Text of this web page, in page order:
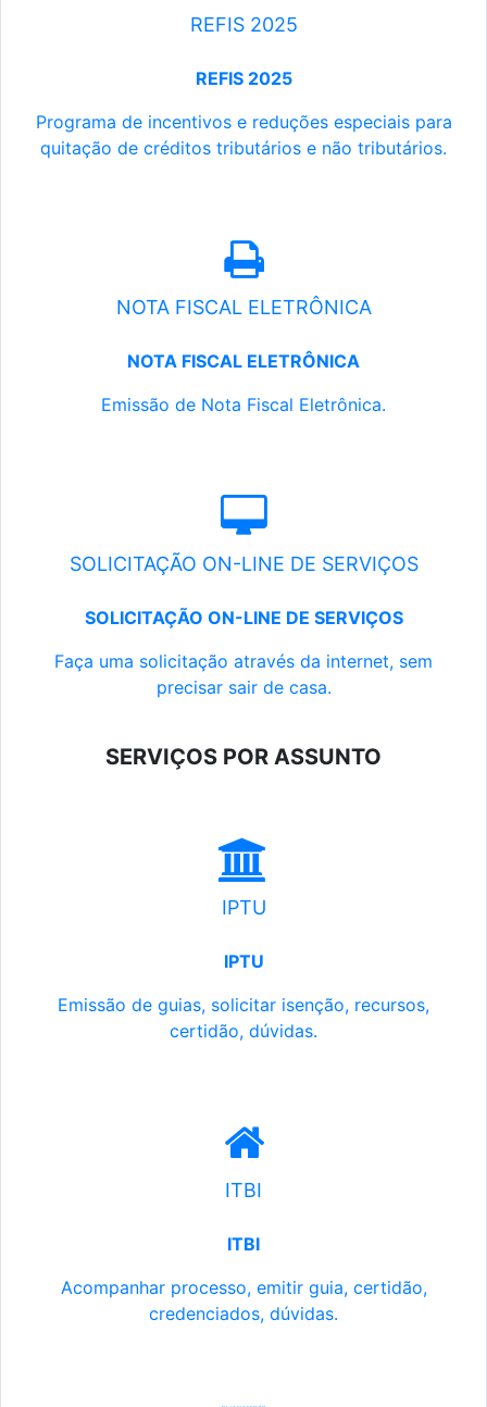
REFIS 2025
REFIS 2025
Programa de incentivos e reduções especiais para
quitação de créditos tributários e não tributários.
NOTA FISCAL ELETRÔNICA
NOTA FISCAL ELETRÔNICA
Emissão de Nota Fiscal Eletrônica.
SOLICITAÇÃO ON-LINE DE SERVIÇOS
SOLICITAÇÃO ON-LINE DE SERVIÇOS
Faça uma solicitação através da internet, sem
precisar sair de casa.
SERVIÇOS POR ASSUNTO
IPTU
IPTU
Emissão de guias, solicitar isenção, recursos,
certidão, dúvidas.
ITBI
ITBI
Acompanhar processo, emitir guia, certidão,
credenciados, dúvidas.